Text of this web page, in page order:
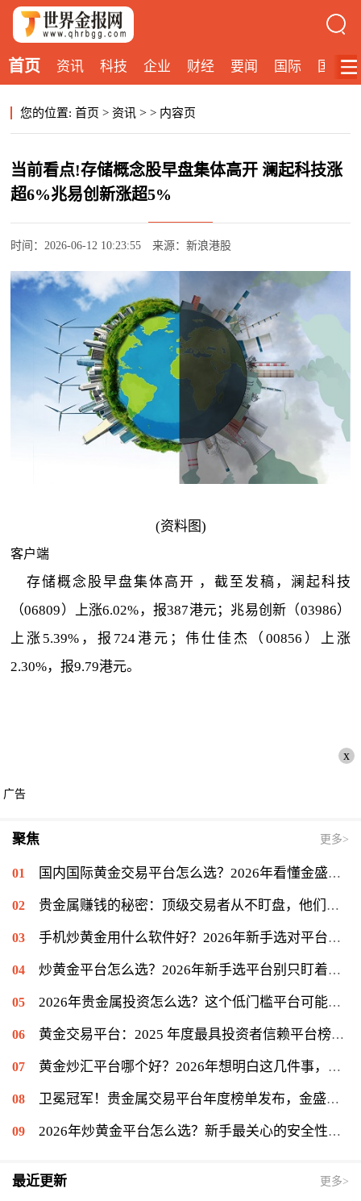
首页 资讯 科技 企业 财经 要闻 国际 国内
您的位置: 首页 > 资讯 > > 内容页
当前看点!存储概念股早盘集体高开 澜起科技涨
超6%兆易创新涨超5%
时间：2026-06-12 10:23:55 来源：新浪港股
(资料图)
客户端
存储概念股早盘集体高开 ，截至发稿，澜起科技
（06809）上涨6.02%，报387港元；兆易创新（03986）
上涨5.39%，报724港元；伟仕佳杰（00856）上涨
2.30%，报9.79港元。
x
广告
聚焦 更多>
国内国际黄金交易平台怎么选？2026年看懂金盛贵金属的交易门道
贵金属赚钱的秘密：顶级交易者从不盯盘，他们专注另一件事
手机炒黄金用什么软件好？2026年新手选对平台只是第一步
炒黄金平台怎么选？2026年新手选平台别只盯着低点差
2026年贵金属投资怎么选？这个低门槛平台可能值得你一试
黄金交易平台：2025 年度最具投资者信赖平台榜单揭晓，金盛贵金属位列信赖榜第一
黄金炒汇平台哪个好？2026年想明白这几件事，再看金盛贵金属
卫冕冠军！贵金属交易平台年度榜单发布，金盛贵金属再度登顶冠军宝座
2026年炒黄金平台怎么选？新手最关心的安全性问题揭秘
最近更新 更多>